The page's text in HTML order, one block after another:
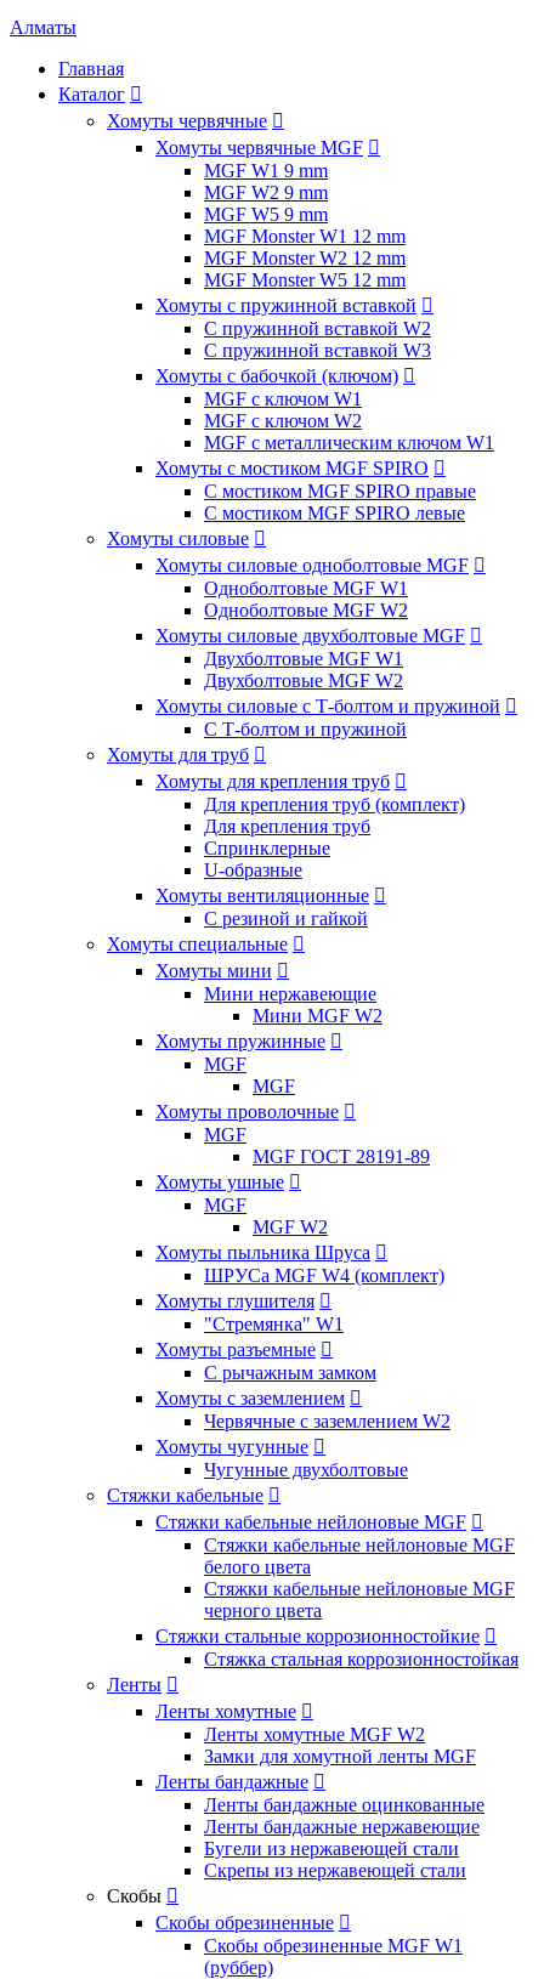
Алматы
Главная
Каталог 
Хомуты червячные 
Хомуты червячные MGF 
MGF W1 9 mm
MGF W2 9 mm
MGF W5 9 mm
MGF Monster W1 12 mm
MGF Monster W2 12 mm
MGF Monster W5 12 mm
Хомуты с пружинной вставкой 
С пружинной вставкой W2
С пружинной вставкой W3
Хомуты с бабочкой (ключом) 
MGF с ключом W1
MGF с ключом W2
MGF с металлическим ключом W1
Хомуты с мостиком MGF SPIRO 
С мостиком MGF SPIRO правые
С мостиком MGF SPIRO левые
Хомуты силовые 
Хомуты силовые одноболтовые MGF 
Одноболтовые MGF W1
Одноболтовые MGF W2
Хомуты силовые двухболтовые MGF 
Двухболтовые MGF W1
Двухболтовые MGF W2
Хомуты силовые с Т-болтом и пружиной 
С Т-болтом и пружиной
Хомуты для труб 
Хомуты для крепления труб 
Для крепления труб (комплект)
Для крепления труб
Спринклерные
U-образные
Хомуты вентиляционные 
С резиной и гайкой
Хомуты специальные 
Хомуты мини 
Мини нержавеющие
Мини MGF W2
Хомуты пружинные 
MGF
MGF
Хомуты проволочные 
MGF
MGF ГОСТ 28191-89
Хомуты ушные 
MGF
MGF W2
Хомуты пыльника Шруса 
ШРУСа MGF W4 (комплект)
Хомуты глушителя 
"Стремянка" W1
Хомуты разъемные 
С рычажным замком
Хомуты с заземлением 
Червячные с заземлением W2
Хомуты чугунные 
Чугунные двухболтовые
Стяжки кабельные 
Стяжки кабельные нейлоновые MGF 
Стяжки кабельные нейлоновые MGF
белого цвета
Стяжки кабельные нейлоновые MGF
черного цвета
Стяжки стальные коррозионностойкие 
Стяжка стальная коррозионностойкая
Ленты 
Ленты хомутные 
Ленты хомутные MGF W2
Замки для хомутной ленты MGF
Ленты бандажные 
Ленты бандажные оцинкованные
Ленты бандажные нержавеющие
Бугели из нержавеющей стали
Скрепы из нержавеющей стали
Скобы 
Скобы обрезиненные 
Скобы обрезиненные MGF W1
(руббер)